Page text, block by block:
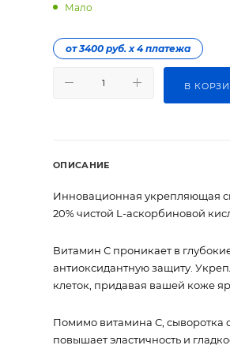
Мало
от 3400 руб. х 4 платежа
В
ОПИСАНИЕ
Инновационная укрепляющая
20% чистой L-аскорбиновой
Витамин С проникает в
антиоксидантную защиту.
клеток, придавая вашей коже
Помимо витамина С, сыворотка
повышает эластичность и